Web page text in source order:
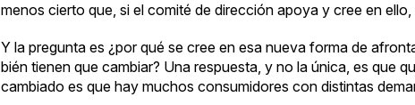
menos cierto que, si el comité de dirección apoya y cree en
Y la pregunta es ¿por qué se cree en esa nueva forma de
bién tienen que cambiar? Una respuesta, y no la única, es que
cambiado es que hay muchos consumidores con distintas